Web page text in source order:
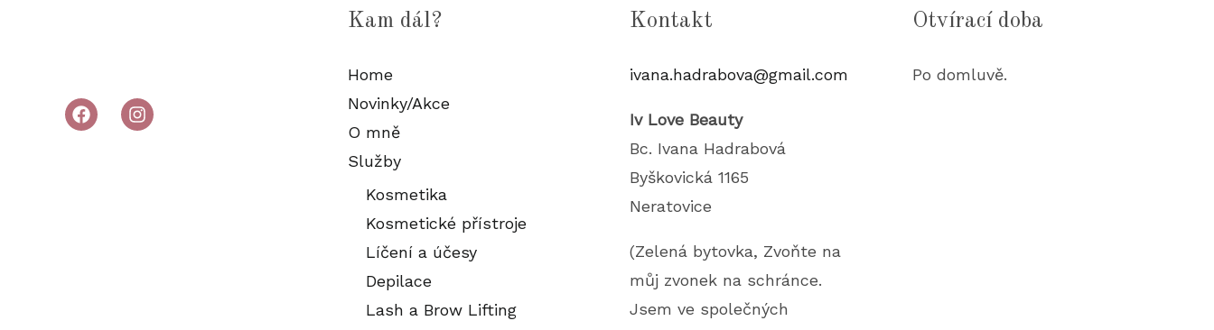
Kam dál?
Home
Novinky/Akce
O mně
Služby
Kosmetika
Kosmetické přístroje
Líčení a účesy
Depilace
Lash a Brow Lifting
Kontakt
ivana.hadrabova@gmail.com
Iv Love Beauty
Bc. Ivana Hadrabová
Byškovická 1165
Neratovice
(Zelená bytovka, Zvoňte na
můj zvonek na schránce.
Jsem ve společných
Otvírací doba
Po domluvě.